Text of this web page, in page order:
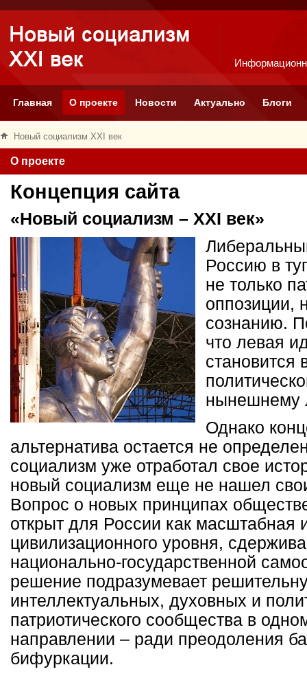
Главная О проекте Новости Актуально Блоги
Новый социализм XXI век
О проекте
Концепция сайта
«Новый социализм – XXI век»
Россию в
не только
оппозиции,
сознанию.
что левая
становится
нынешнему
Однако
альтернатива остается не
социализм уже отработал свое
новый социализм еще не нашел
Вопрос о новых принципах
открыт для России как масштабная
цивилизационного уровня,
национально-государственной
решение подразумевает
интеллектуальных, духовных и
патриотического сообщества в
направлении – ради преодоления
бифуркации.